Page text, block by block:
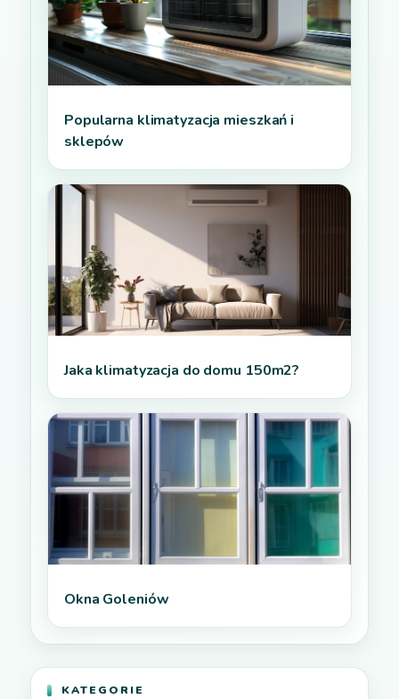
Popularna klimatyzacja mieszkań i
sklepów
Jaka klimatyzacja do domu 150m2?
Okna Goleniów
KATEGORIE